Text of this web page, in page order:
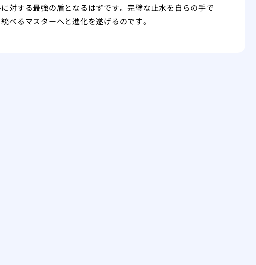
対する最強の盾となるはずです。完璧な止水を自らの手で
べるマスターへと進化を遂げるのです。